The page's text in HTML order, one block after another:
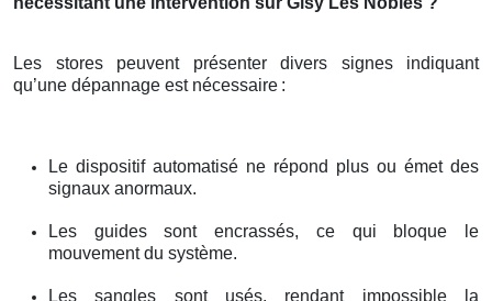
Les stores peuvent présenter divers signes indiquant
qu’une dépannage est nécessaire :
Le dispositif automatisé ne répond plus ou émet des
signaux anormaux.
Les guides sont encrassés, ce qui bloque le
mouvement du système.
Les sangles sont usés, rendant impossible la